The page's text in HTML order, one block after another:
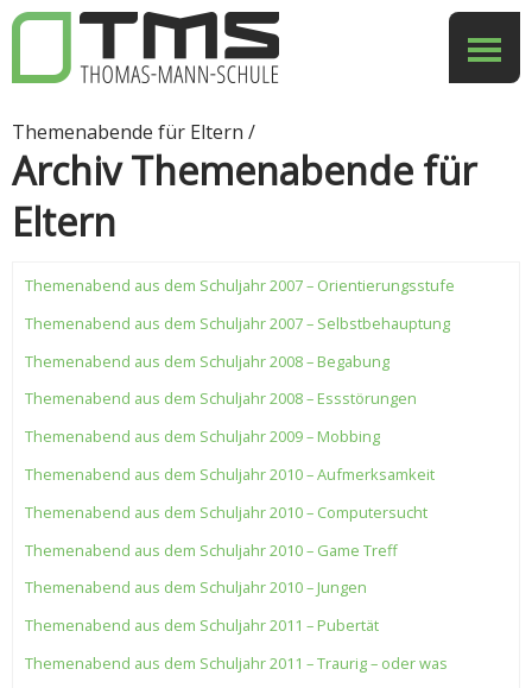
Themenabende für Eltern /
Archiv Themenabende für
Eltern
Themenabend aus dem Schuljahr 2007 – Orientierungsstufe
Themenabend aus dem Schuljahr 2007 – Selbstbehauptung
Themenabend aus dem Schuljahr 2008 – Begabung
Themenabend aus dem Schuljahr 2008 – Essstörungen
Themenabend aus dem Schuljahr 2009 – Mobbing
Themenabend aus dem Schuljahr 2010 – Aufmerksamkeit
Themenabend aus dem Schuljahr 2010 – Computersucht
Themenabend aus dem Schuljahr 2010 – Game Treff
Themenabend aus dem Schuljahr 2010 – Jungen
Themenabend aus dem Schuljahr 2011 – Pubertät
Themenabend aus dem Schuljahr 2011 – Traurig – oder was